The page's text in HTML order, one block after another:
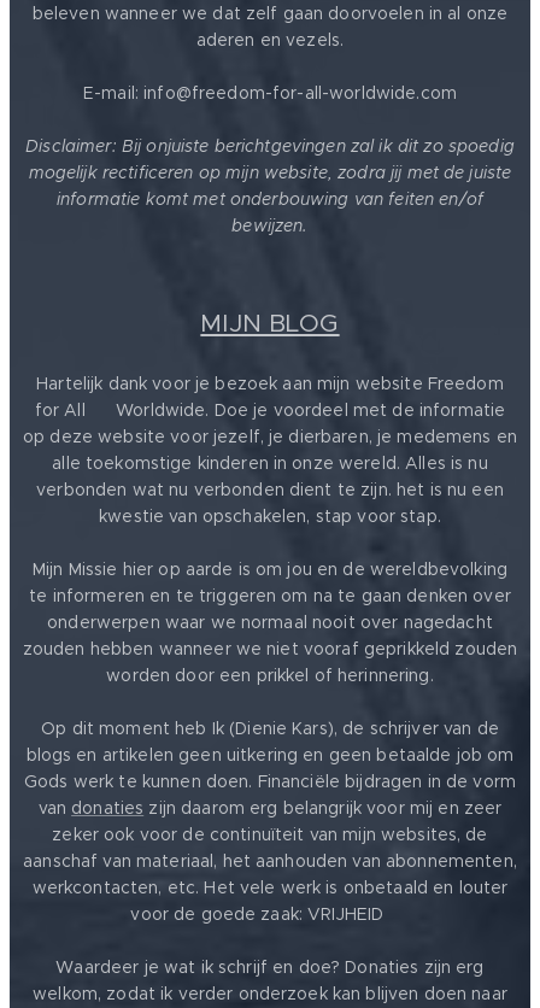
beleven wanneer we dat zelf gaan doorvoelen in al onze
aderen en vezels.
E-mail: info@freedom-for-all-worldwide.com
Disclaimer: Bij onjuiste berichtgevingen zal ik dit zo spoedig
mogelijk rectificeren op mijn website, zodra jij met de juiste
informatie komt met onderbouwing van feiten en/of
bewijzen.
MIJN BLOG
Hartelijk dank voor je bezoek aan mijn website Freedom
for All ❤️ Worldwide. Doe je voordeel met de informatie
op deze website voor jezelf, je dierbaren, je medemens en
alle toekomstige kinderen in onze wereld. Alles is nu
verbonden wat nu verbonden dient te zijn. het is nu een
kwestie van opschakelen, stap voor stap.
Mijn Missie hier op aarde is om jou en de wereldbevolking
te informeren en te triggeren om na te gaan denken over
onderwerpen waar we normaal nooit over nagedacht
zouden hebben wanneer we niet vooraf geprikkeld zouden
worden door een prikkel of herinnering.
Op dit moment heb Ik (Dienie Kars), de schrijver van de
blogs en artikelen geen uitkering en geen betaalde job om
Gods werk te kunnen doen. Financiële bijdragen in de vorm
van donaties zijn daarom erg belangrijk voor mij en zeer
zeker ook voor de continuïteit van mijn websites, de
aanschaf van materiaal, het aanhouden van abonnementen,
werkcontacten, etc. Het vele werk is onbetaald en louter
voor de goede zaak: VRIJHEID ❤️
Waardeer je wat ik schrijf en doe? Donaties zijn erg
welkom, zodat ik verder onderzoek kan blijven doen naar